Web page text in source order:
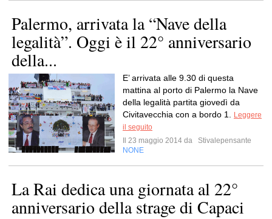
Palermo, arrivata la “Nave della
legalità”. Oggi è il 22° anniversario
della...
E’ arrivata alle 9.30 di questa
mattina al porto di Palermo la Nave
della legalità partita giovedì da
Civitavecchia con a bordo 1.
Leggere
il seguito
Il 23 maggio 2014 da
Stivalepensante
NONE
La Rai dedica una giornata al 22°
anniversario della strage di Capaci